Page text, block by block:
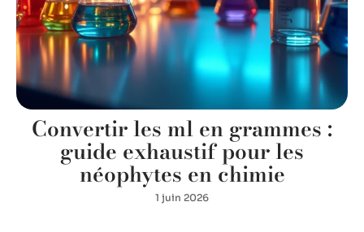
Convertir les ml en grammes :
guide exhaustif pour les
néophytes en chimie
1 juin 2026